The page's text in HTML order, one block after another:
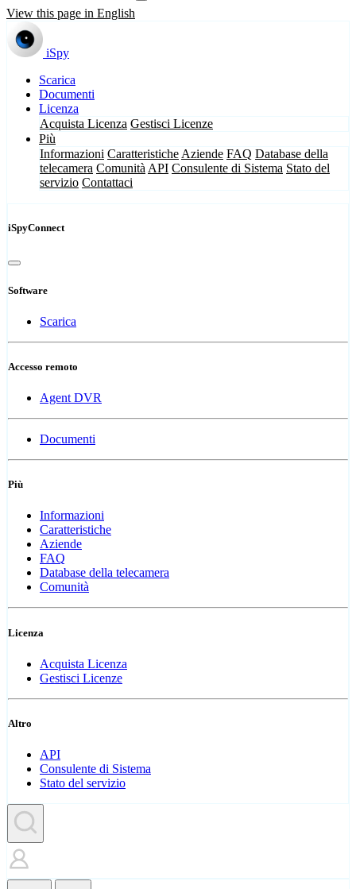
View this page in English
iSpy
Scarica
Documenti
Licenza
Acquista Licenza Gestisci Licenze
Più
Informazioni Caratteristiche Aziende FAQ Database della
telecamera Comunità API Consulente di Sistema Stato del
servizio Contattaci
iSpyConnect
Software
Scarica
Accesso remoto
Agent DVR
Documenti
Più
Informazioni
Caratteristiche
Aziende
FAQ
Database della telecamera
Comunità
Licenza
Acquista Licenza
Gestisci Licenze
Altro
API
Consulente di Sistema
Stato del servizio